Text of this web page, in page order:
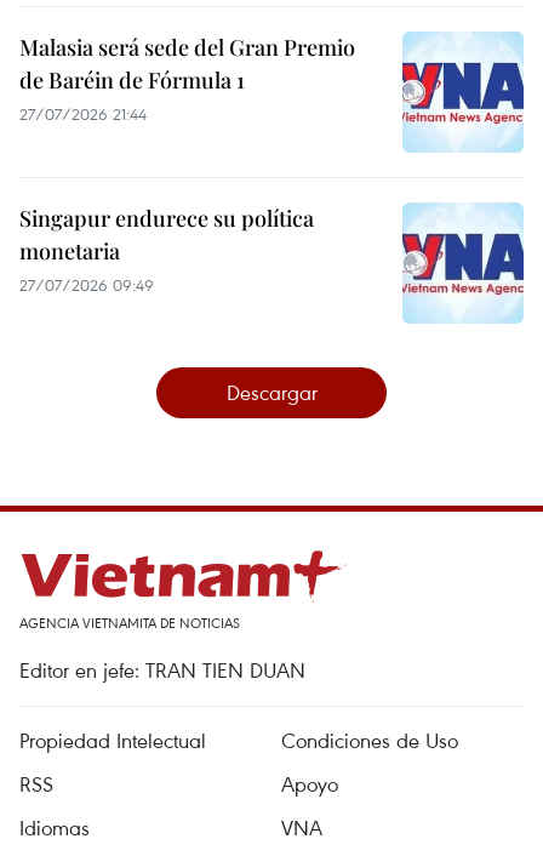
Malasia será sede del Gran Premio
de Baréin de Fórmula 1
27/07/2026 21:44
Singapur endurece su política
monetaria
27/07/2026 09:49
Descargar
AGENCIA VIETNAMITA DE NOTICIAS
Editor en jefe: TRAN TIEN DUAN
Propiedad Intelectual
Condiciones de Uso
RSS
Apoyo
Idiomas
VNA